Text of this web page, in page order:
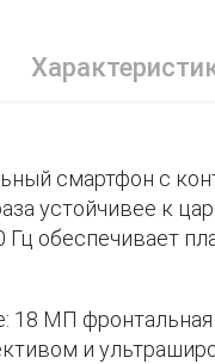
смартфон с
устойчивее к
обеспечивает
18 МП
и